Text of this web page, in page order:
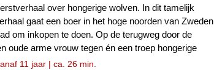
over hongerige wolven. In dit tamelijk
gaat een boer in het hoge noorden van Zweden
om inkopen te doen. Op de terugweg door de
oude arme vrouw tegen én een troep hongerige
11 jaar | ca. 26 min.